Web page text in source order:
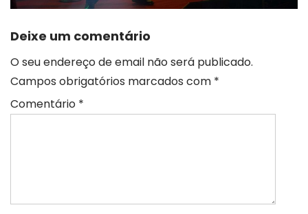
Deixe um comentário
O seu endereço de email não será publicado.
Campos obrigatórios marcados com *
Comentário *